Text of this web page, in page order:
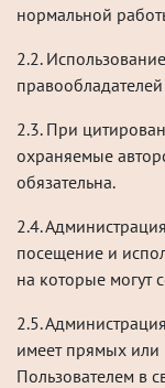
нормальной
2.2.
2.3. При
охраняемые
обязательна.
2.4.
посещение и
на которые могут
2.5.
имеет прямых или
Пользователем в